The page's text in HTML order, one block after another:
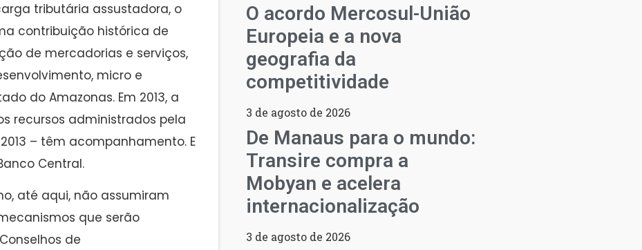
tributária assustadora, o
contribuição histórica de
de mercadorias e serviços,
micro e
do Amazonas. Em 2013, a
recursos administrados pela
– têm acompanhamento. E
Central.
até aqui, não assumiram
que serão
de
O acordo Mercosul-União
Europeia e a nova
geografia da
competitividade
3 de agosto de 2026
De Manaus para o mundo:
Transire compra a
Mobyan e acelera
internacionalização
3 de agosto de 2026